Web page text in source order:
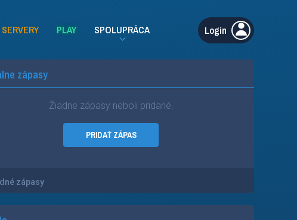
PLAY SPOLUPRÁCA Login
zápasy
Žiadne zápasy neboli pridané.
PRIDAŤ ZÁPAS
zápasy